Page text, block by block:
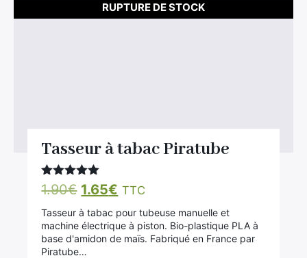
RUPTURE DE STOCK
Tasseur à tabac Piratube
Note5.00
sur 5
1.90€ Le
prix
initial
était :
1.65€ Le
prix
actuel
est :
TTC
Tasseur à tabac pour tubeuse manuelle et
machine électrique à piston. Bio-plastique PLA à
base d'amidon de maïs. Fabriqué en France par
Piratube…